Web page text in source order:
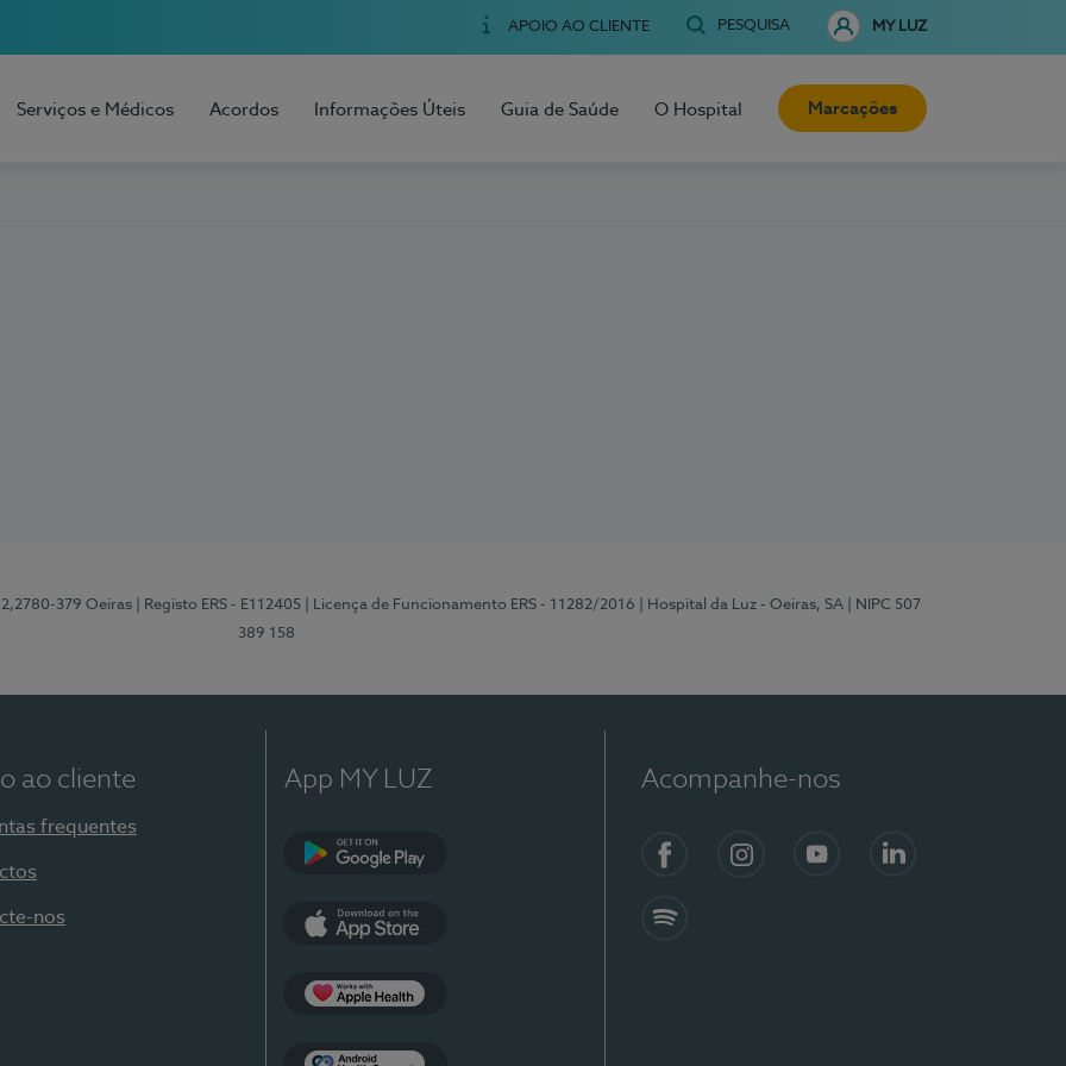
APOIO AO CLIENTE PESQUISA MY LUZ
Serviços e Médicos Acordos Informações Úteis Guia de Saúde O Hospital Marcações
379 Oeiras | Registo ERS - E112405 | Licença de Funcionamento ERS - 11282/2016 | Hospital da Luz - Oeiras, SA
| NIPC 507
389 158
ao cliente
frequentes
nos
App MY LUZ Acompanhe-nos